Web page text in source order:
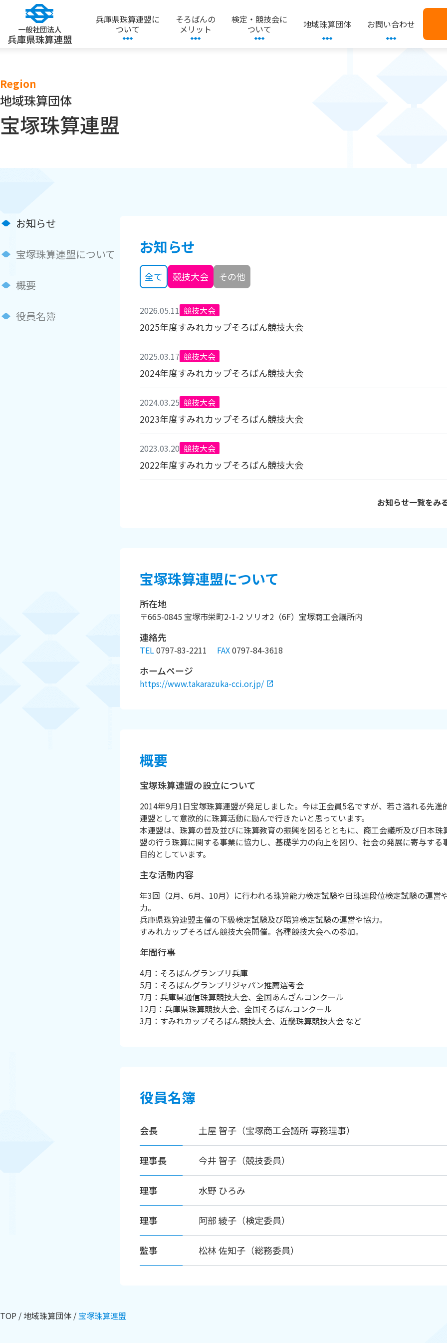
Region
地域珠算団体
宝塚珠算連盟
お知らせ
宝塚珠算連盟について
概要
役員名簿
お知らせ
全て 競技大会 その他
2026.05.11 競技大会
2025年度すみれカップそろばん競技大会
2025.03.17 競技大会
2024年度すみれカップそろばん競技大会
2024.03.25 競技大会
2023年度すみれカップそろばん競技大会
2023.03.20 競技大会
2022年度すみれカップそろばん競技大会
お知らせ一覧をみ
宝塚珠算連盟について
所在地
〒665-0845 宝塚市栄町2-1-2 ソリオ2（6F）宝塚商工会議所内
連絡先
TEL0797-83-2211 FAX0797-84-3618
ホームページ
https://www.takarazuka-cci.or.jp/
概要
宝塚珠算連盟の設立について
2014年9月1日宝塚珠算連盟が発足しました。今は正会員5名ですが、若さ溢れる先進
連盟として意欲的に珠算活動に励んで行きたいと思っています。
本連盟は、珠算の普及並びに珠算教育の振興を図るとともに、商工会議所及び日本珠
盟の行う珠算に関する事業に協力し、基礎学力の向上を図り、社会の発展に寄与する
目的としています。
主な活動内容
年3回（2月、6月、10月）に行われる珠算能力検定試験や日珠連段位検定試験の運営
力。
兵庫県珠算連盟主催の下級検定試験及び暗算検定試験の運営や協力。
すみれカップそろばん競技大会開催。各種競技大会への参加。
年間行事
4月：そろばんグランプリ兵庫
5月：そろばんグランプリジャパン推薦選考会
7月：兵庫県通信珠算競技大会、全国あんざんコンクール
12月：兵庫県珠算競技大会、全国そろばんコンクール
3月：すみれカップそろばん競技大会、近畿珠算競技大会 など
役員名簿
会長 土屋 智子（宝塚商工会議所 専務理事）
理事長 今井 智子（競技委員）
理事 水野 ひろみ
理事 阿部 綾子（検定委員）
監事 松林 佐知子（総務委員）
TOP 地域珠算団体 宝塚珠算連盟
兵庫県珠算連盟に
ついて
そろばんの
メリット
検定・競技会に
ついて
地域珠算団体 お問い合わせ